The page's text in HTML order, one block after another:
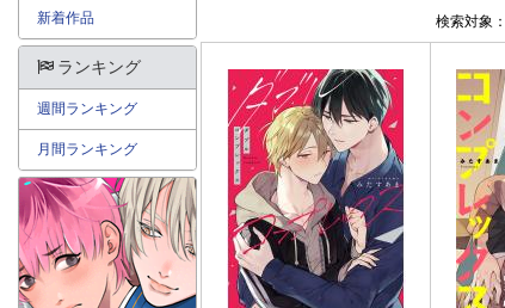
検索対象：
新着作品
ランキング
週間ランキング
月間ランキング